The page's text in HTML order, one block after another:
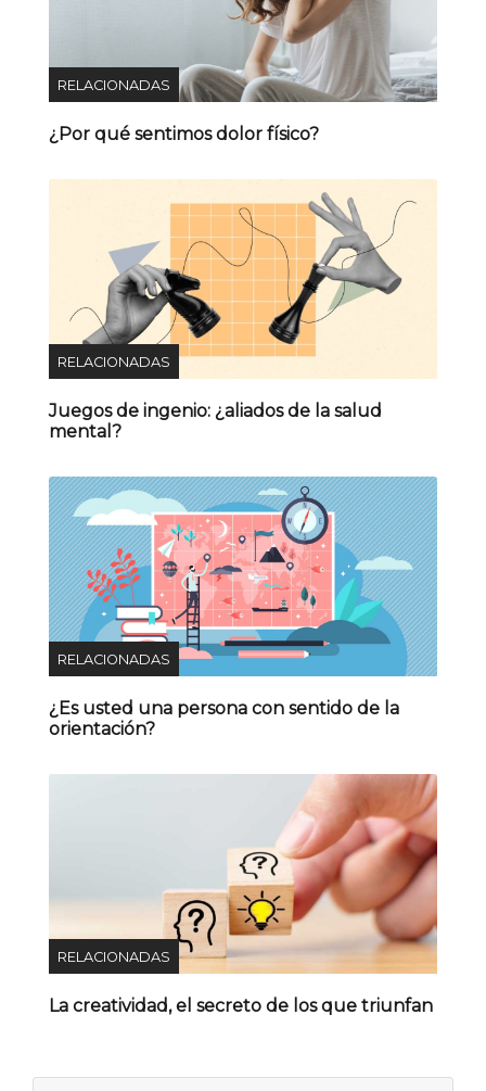
RELACIONADAS
¿Por qué sentimos dolor físico?
RELACIONADAS
Juegos de ingenio: ¿aliados de la salud
mental?
RELACIONADAS
¿Es usted una persona con sentido de la
orientación?
RELACIONADAS
La creatividad, el secreto de los que triunfan